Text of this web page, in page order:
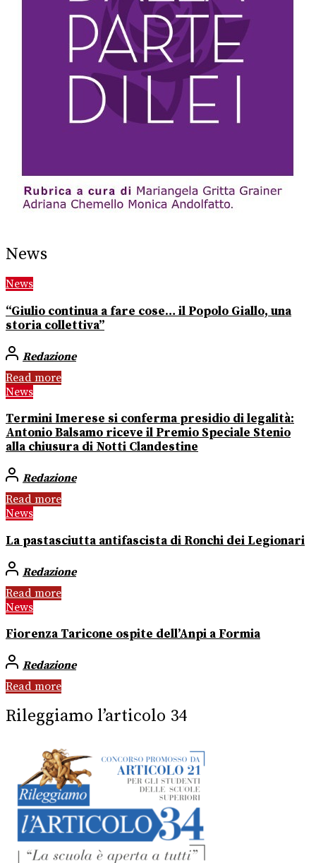
News
News
“Giulio continua a fare cose… il Popolo Giallo, una
storia collettiva”
Redazione
Read more
News
Termini Imerese si conferma presidio di legalità:
Antonio Balsamo riceve il Premio Speciale Stenio
alla chiusura di Notti Clandestine
Redazione
Read more
News
La pastasciutta antifascista di Ronchi dei Legionari
Redazione
Read more
News
Fiorenza Taricone ospite dell’Anpi a Formia
Redazione
Read more
Rileggiamo l’articolo 34